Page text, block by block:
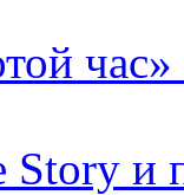
Story и